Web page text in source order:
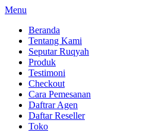
Lompat
konten
Menu
Beranda
Tentang Kami
Seputar Ruqyah
Produk
Testimoni
Checkout
Cara Pemesanan
Daftrar Agen
Daftar Reseller
Toko